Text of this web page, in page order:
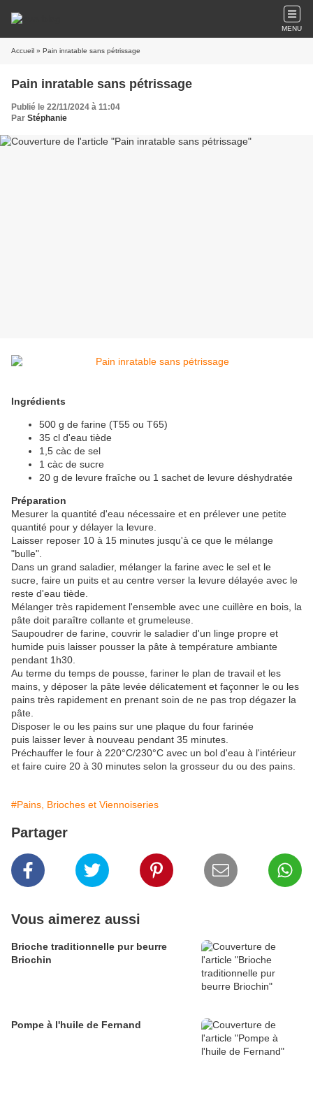
MENU
Accueil » Pain inratable sans pétrissage
Pain inratable sans pétrissage
Publié le 22/11/2024 à 11:04
Par Stéphanie
Ingrédients
500 g de farine (T55 ou T65)
35 cl d'eau tiède
1,5 càc de sel
1 càc de sucre
20 g de levure fraîche ou 1 sachet de levure déshydratée
Préparation
Mesurer la quantité d'eau nécessaire et en prélever une petite
quantité pour y délayer la levure.
Laisser reposer 10 à 15 minutes jusqu'à ce que le mélange
"bulle".
Dans un grand saladier, mélanger la farine avec le sel et le
sucre, faire un puits et au centre verser la levure délayée avec le
reste d'eau tiède.
Mélanger très rapidement l'ensemble avec une cuillère en bois, la
pâte doit paraître collante et grumeleuse.
Saupoudrer de farine, couvrir le saladier d'un linge propre et
humide puis laisser pousser la pâte à température ambiante
pendant 1h30.
Au terme du temps de pousse, fariner le plan de travail et les
mains, y déposer la pâte levée délicatement et façonner le ou les
pains très rapidement en prenant soin de ne pas trop dégazer la
pâte.
Disposer le ou les pains sur une plaque du four farinée
puis laisser lever à nouveau pendant 35 minutes.
Préchauffer le four à 220°C/230°C avec un bol d'eau à l'intérieur
et faire cuire 20 à 30 minutes selon la grosseur du ou des pains.
#Pains, Brioches et Viennoiseries
Partager
Vous aimerez aussi
Brioche traditionnelle pur beurre
Briochin
Pompe à l'huile de Fernand